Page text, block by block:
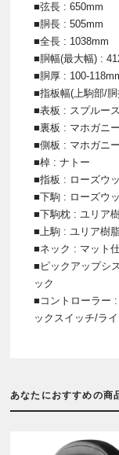
■弦長 : 650mm
■胴長 : 505mm
■全長 : 1038mm
■胴幅(最大幅) :
■胴厚 : 100-
■指板幅(上駒部/
■表板 : スプルー
■裏板 : マホガニー
■側板 : マホガニー
■棹 : ナトー
■指板 : ローズウ
■下駒 : ローズウ
■下駒枕 : ユリア
■上駒 : ユリア樹
■ネック : マット
■ピックアップシ
ック
■コントローラー
ックスイッチ/ラ
あなたにおすすめの商